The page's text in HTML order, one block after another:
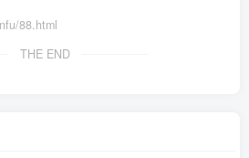
88.html
THE END